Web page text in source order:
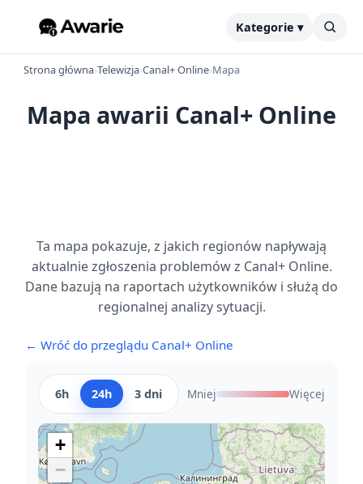
Kategorie ▾
Strona główna›Telewizja›Canal+ Online›Mapa
Mapa awarii Canal+ Online
Ta mapa pokazuje, z jakich regionów napływają
aktualnie zgłoszenia problemów z Canal+ Online.
Dane bazują na raportach użytkowników i służą do
regionalnej analizy sytuacji.
← Wróć do przeglądu Canal+ Online
6h 24h 3 dni Mniej Więcej
+
−